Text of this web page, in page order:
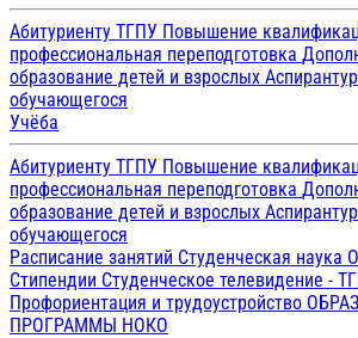
Абитуриенту ТГПУ Повышение
профессиональная переподготовка
образование детей и взрослых
обучающегося
Учёба
Абитуриенту ТГПУ Повышение
профессиональная переподготовка
образование детей и взрослых
обучающегося
Расписание занятий Студенческая наука
Стипендии Студенческое телевидение -
Профориентация и трудоустройство
ПРОГРАММЫ НОКО